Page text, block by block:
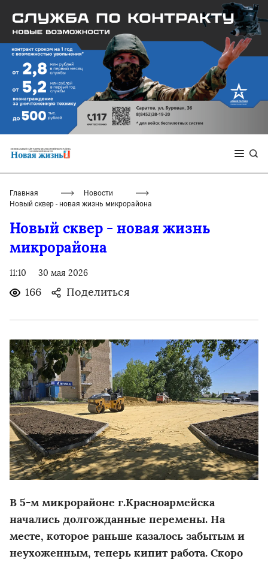
Главная
Новости
Новый сквер - новая жизнь микрорайона
Новый сквер - новая жизнь
микрорайона
11:10 30 мая 2026
166 Поделиться
В 5-м микрорайоне г.Красноармейска
начались долгожданные перемены. На
месте, которое раньше казалось забытым и
неухоженным, теперь кипит работа. Скоро